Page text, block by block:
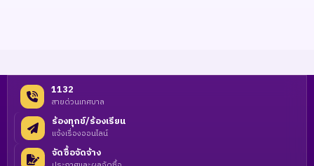
1132
สายด่วนเทศบาล
ร้องทุกข์/ร้องเรียน
แจ้งเรื่องออนไลน์
จัดซื้อจัดจ้าง